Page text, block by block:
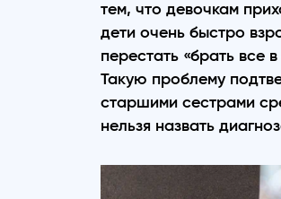
тем, что девочкам
дети очень быстро
перестать «брать все
Такую проблему
старшими сестрами
нельзя назвать